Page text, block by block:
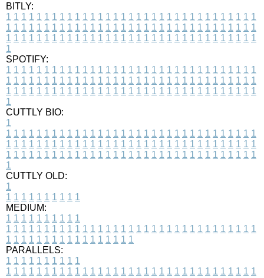
BITLY:
1 1 1 1 1 1 1 1 1 1 1 1 1 1 1 1 1 1 1 1 1 1 1 1 1 1 1 1 1 1 1 1 1
1 1 1 1 1 1 1 1 1 1 1 1 1 1 1 1 1 1 1 1 1 1 1 1 1 1 1 1 1 1 1 1 1
1 1 1 1 1 1 1 1 1 1 1 1 1 1 1 1 1 1 1 1 1 1 1 1 1 1 1 1 1 1 1 1 1
1
SPOTIFY:
1 1 1 1 1 1 1 1 1 1 1 1 1 1 1 1 1 1 1 1 1 1 1 1 1 1 1 1 1 1 1 1 1
1 1 1 1 1 1 1 1 1 1 1 1 1 1 1 1 1 1 1 1 1 1 1 1 1 1 1 1 1 1 1 1 1
1 1 1 1 1 1 1 1 1 1 1 1 1 1 1 1 1 1 1 1 1 1 1 1 1 1 1 1 1 1 1 1 1
1
CUTTLY BIO:
1
1 1 1 1 1 1 1 1 1 1 1 1 1 1 1 1 1 1 1 1 1 1 1 1 1 1 1 1 1 1 1 1 1
1 1 1 1 1 1 1 1 1 1 1 1 1 1 1 1 1 1 1 1 1 1 1 1 1 1 1 1 1 1 1 1 1
1 1 1 1 1 1 1 1 1 1 1 1 1 1 1 1 1 1 1 1 1 1 1 1 1 1 1 1 1 1 1 1 1
1
CUTTLY OLD:
1
1 1 1 1 1 1 1 1 1 1
MEDIUM:
1 1 1 1 1 1 1 1 1 1
1 1 1 1 1 1 1 1 1 1 1 1 1 1 1 1 1 1 1 1 1 1 1 1 1 1 1 1 1 1 1 1 1
1 1 1 1 1 1 1 1 1 1 1 1 1 1 1 1 1
PARALLELS:
1 1 1 1 1 1 1 1 1 1
1 1 1 1 1 1 1 1 1 1 1 1 1 1 1 1 1 1 1 1 1 1 1 1 1 1 1 1 1 1 1 1 1